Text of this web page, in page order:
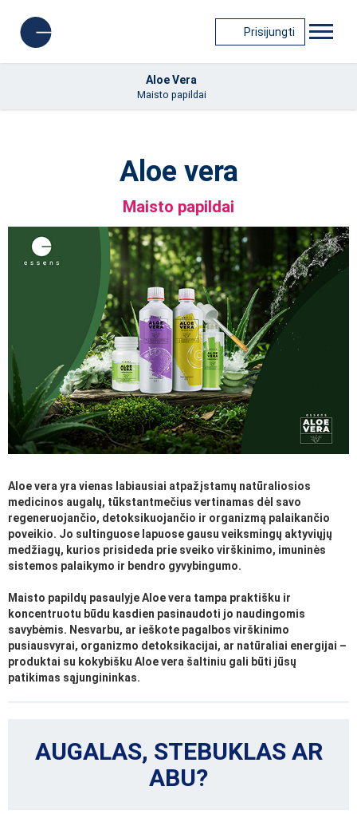
Prisijungti
Aloe Vera
Maisto papildai
Aloe vera
Maisto papildai
Aloe vera yra vienas labiausiai atpažįstamų natūraliosios
medicinos augalų, tūkstantmečius vertinamas dėl savo
regeneruojančio, detoksikuojančio ir organizmą palaikančio
poveikio. Jo sultinguose lapuose gausu veiksmingų aktyviųjų
medžiagų, kurios prisideda prie sveiko virškinimo, imuninės
sistemos palaikymo ir bendro gyvybingumo.
Maisto papildų pasaulyje Aloe vera tampa praktišku ir
koncentruotu būdu kasdien pasinaudoti jo naudingomis
savybėmis. Nesvarbu, ar ieškote pagalbos virškinimo
pusiausvyrai, organizmo detoksikacijai, ar natūraliai energijai –
produktai su kokybišku Aloe vera šaltiniu gali būti jūsų
patikimas sąjungininkas.
AUGALAS, STEBUKLAS AR
ABU?